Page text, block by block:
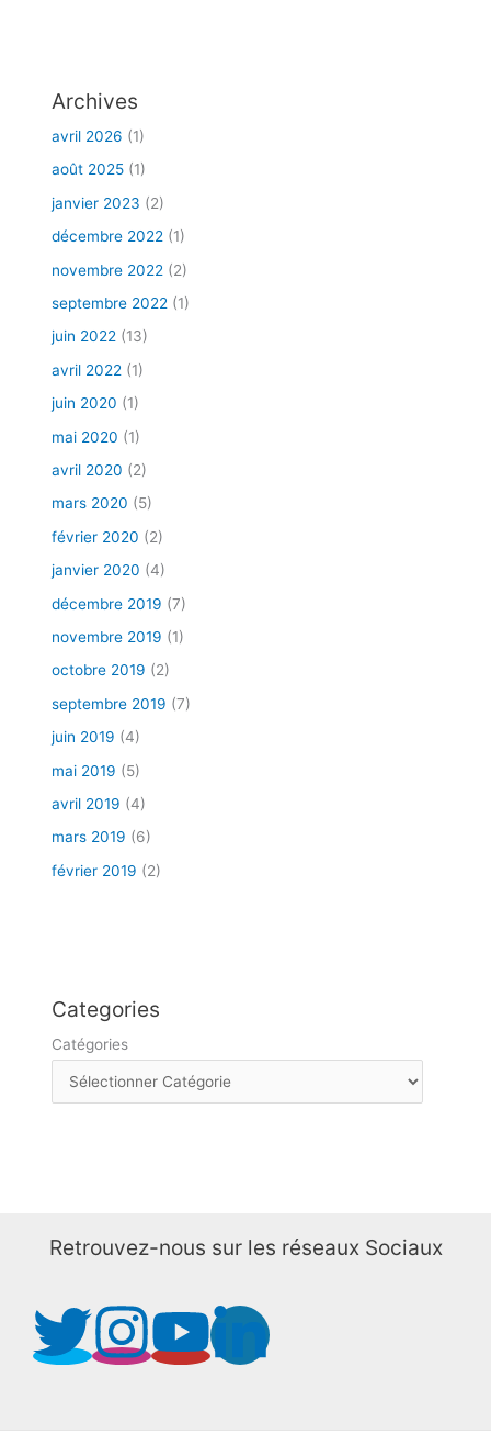
Archives
avril 2026 (1)
août 2025 (1)
janvier 2023 (2)
décembre 2022 (1)
novembre 2022 (2)
septembre 2022 (1)
juin 2022 (13)
avril 2022 (1)
juin 2020 (1)
mai 2020 (1)
avril 2020 (2)
mars 2020 (5)
février 2020 (2)
janvier 2020 (4)
décembre 2019 (7)
novembre 2019 (1)
octobre 2019 (2)
septembre 2019 (7)
juin 2019 (4)
mai 2019 (5)
avril 2019 (4)
mars 2019 (6)
février 2019 (2)
Categories
Catégories
Retrouvez-nous sur les réseaux Sociaux